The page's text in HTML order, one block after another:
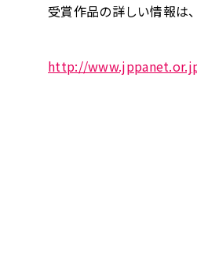
受賞作品の詳しい情報は
http://